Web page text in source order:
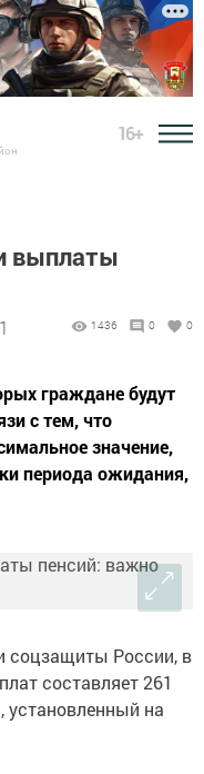
16+
выплаты
1436 0 0
граждане будут
с тем, что
значение,
периода ожидания,
соцзащиты России, в
составляет 261
установленный на